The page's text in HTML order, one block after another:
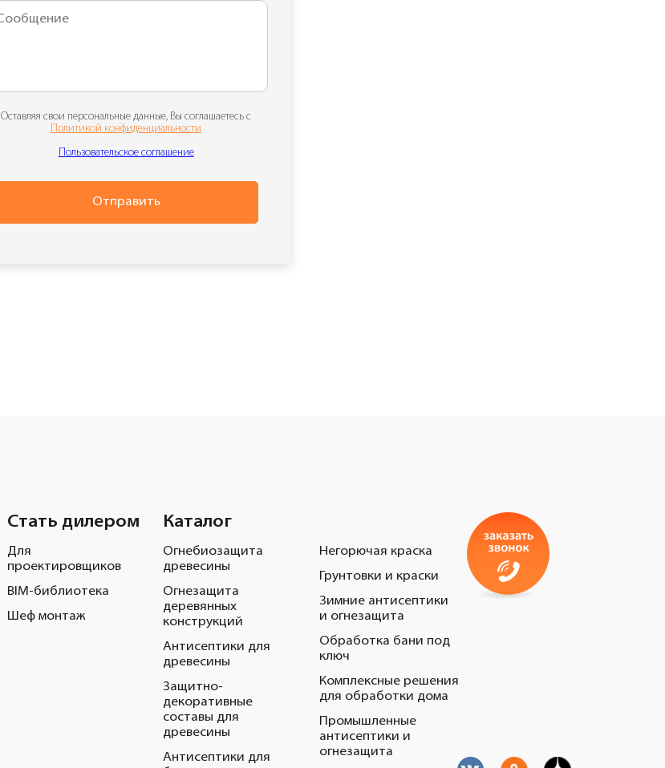
Оставляя свои персональные данные, Вы соглашаетесь с
Политикой конфиденциальности
Пользовательское соглашение
Отправить
Стать дилером
Для
проектировщиков
BIM-библиотека
Шеф монтаж
Каталог
Огнебиозащита
древесины
Огнезащита
деревянных
конструкций
Антисептики для
древесины
Защитно-
декоративные
составы для
древесины
Антисептики для
Негорючая краска
Грунтовки и краски
Зимние антисептики
и огнезащита
Обработка бани под
ключ
Комплексные решения
для обработки дома
Промышленные
антисептики и
огнезащита